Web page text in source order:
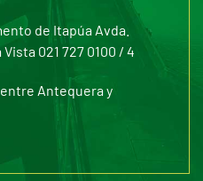
de Itapúa Avda.
021 727 0100 / 4
Antequera y